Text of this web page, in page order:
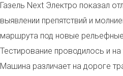
Газель Next Электро показал
выявлении препятствий и
маршрута под новые
Тестирование проводилось и
Машина различает на дороге